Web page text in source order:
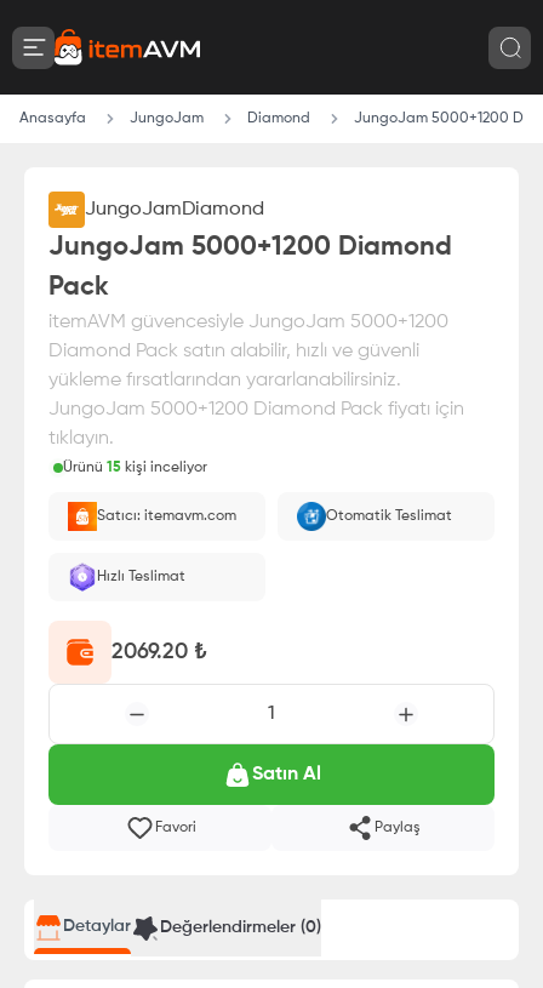
Anasayfa JungoJam Diamond JungoJam 5000+1200
JungoJamDiamond
JungoJam 5000+1200 Diamond
Pack
itemAVM güvencesiyle JungoJam 5000+1200
Diamond Pack satın alabilir, hızlı ve güvenli
yükleme fırsatlarından yararlanabilirsiniz.
JungoJam 5000+1200 Diamond Pack fiyatı için
tıklayın.
Ürünü 15 kişi inceliyor
E-Pin olarak yüklenir.
Satıcı: itemavm.com Otomatik Teslimat
Hızlı Teslimat
2069.20 ₺
1
Satın Al
Favori Paylaş
Detaylar Değerlendirmeler (0)